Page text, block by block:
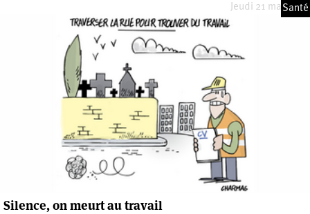
Jeudi 21 mai 2026
Santé
Silence, on meurt au travail